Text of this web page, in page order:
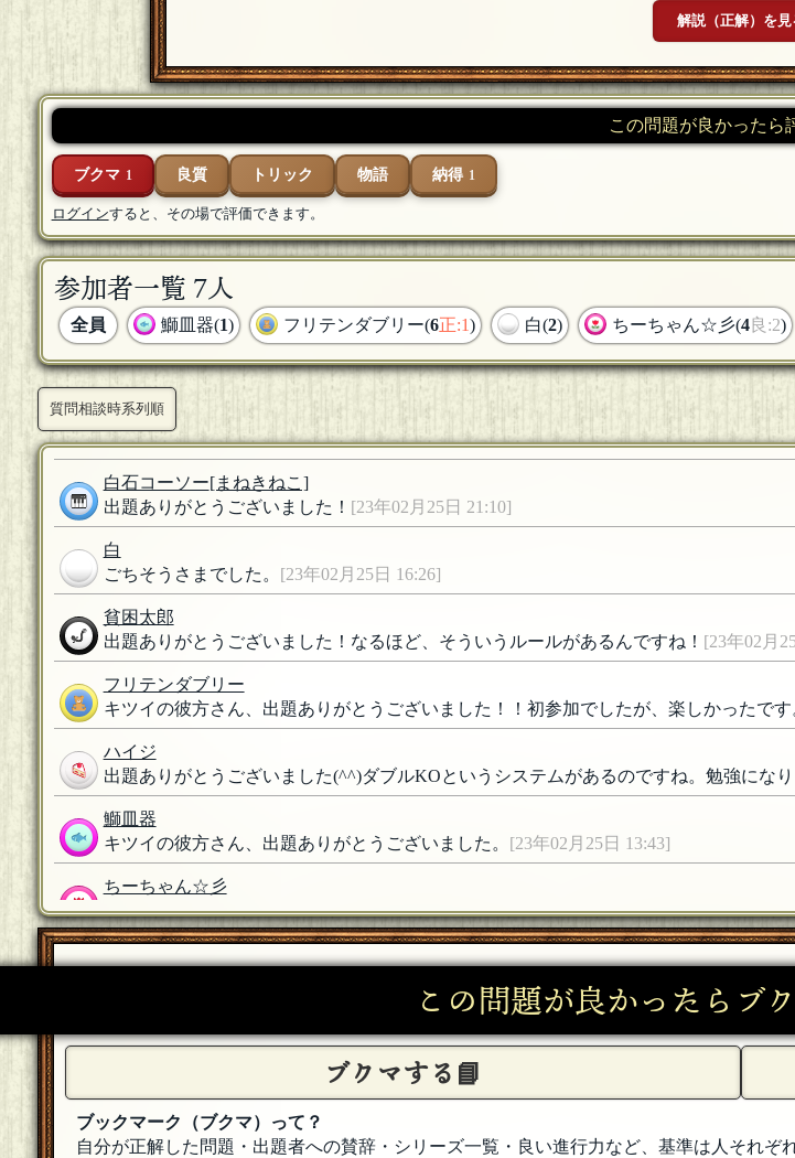
解説（正解）を見
この問題が良かったら
ブクマ 1 良質 トリック 物語 納得 1
ログインすると、その場で評価できます。
参加者一覧 7人
全員 鰤皿器(1) フリテンダブリー(6正:1) 白(2) ちーちゃん☆彡(4良:2)
質問相談時系列順
白石コーソー[まねきねこ]
出題ありがとうございました！ [23年02月25日 21:10]
白
ごちそうさまでした。
[23年02月25日 16:26]
貧困太郎
出題ありがとうございました！なるほど、そういうルールがあるんですね！ [23年02月
フリテンダブリー
キツイの彼方さん、出題ありがとうございました！！初参加でしたが、楽しかったです
ハイジ
出題ありがとうございました(^^)ダブルKOというシステムがあるのですね。勉強になり
鰤皿器
キツイの彼方さん、出題ありがとうございました。
[23年02月25日 13:43]
ちーちゃん☆彡
キツイの彼方さんありがとうございました☆彡 フリテンダブリーさんおめでとうござ
キツイの彼方
[23年02月25日 13:15]
キツイの彼方
参加して頂いた皆様、ありがとうございました。
参加します！[23年02月24日 23:01]
この問題が良かったらブ
ブクマする📘
ブックマーク（ブクマ）って？
自分が正解した問題・出題者への賛辞・シリーズ一覧・良い進行力など、基準は人それぞれ